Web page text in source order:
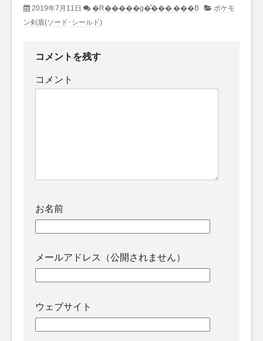
2019年7月11日 �R�����g�͂���܂���B
ポケモ
ン剣盾(ソード･シールド)
コメントを残す
コメント
お名前
メールアドレス（公開されません）
ウェブサイト